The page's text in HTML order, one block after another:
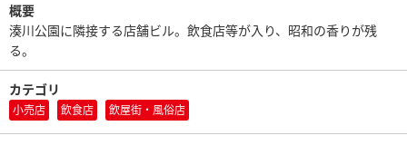
概要
湊川公園に隣接する店舗ビル。飲食店等が入り、昭和の香りが残
る。
カテゴリ
小売店 飲食店 飲屋街・風俗店